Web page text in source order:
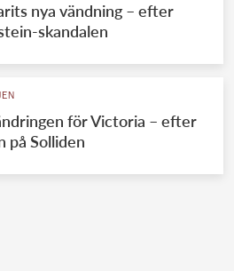
nya vändning – efter
skandalen
för Victoria – efter
på Solliden